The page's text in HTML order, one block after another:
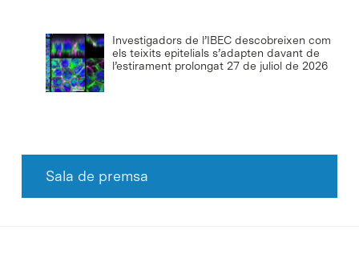
Investigadors de l’IBEC descobreixen com
els teixits epitelials s’adapten davant de
l’estirament prolongat 27 de juliol de 2026
Sala de premsa